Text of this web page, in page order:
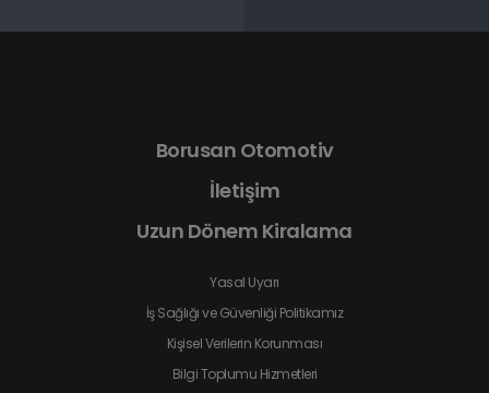
Borusan Otomotiv
İletişim
Uzun Dönem Kiralama
Yasal Uyarı
İş Sağlığı ve Güvenliği Politikamız
Kişisel Verilerin Korunması
Bilgi Toplumu Hizmetleri